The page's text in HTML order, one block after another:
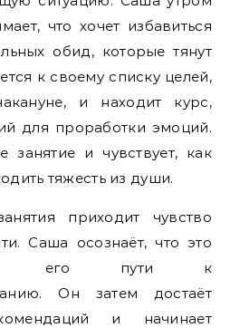
что хочет избавиться
обид, которые тянут
к своему списку целей,
и находит курс,
для проработки эмоций.
и чувствует, как
тяжесть из души.
приходит чувство
Саша осознаёт, что это
его пути к
Он затем достаёт
и начинает